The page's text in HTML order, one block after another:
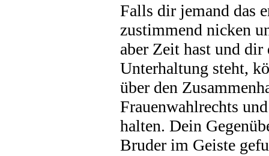
Falls dir jemand das
zustimmend nicken
aber Zeit hast und dir
Unterhaltung steht,
über den
Frauenwahlrechts
halten. Dein
Bruder im Geiste